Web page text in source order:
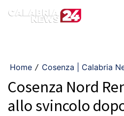
Home / Cosenza | Calabria
Cosenza Nord
allo svincolo